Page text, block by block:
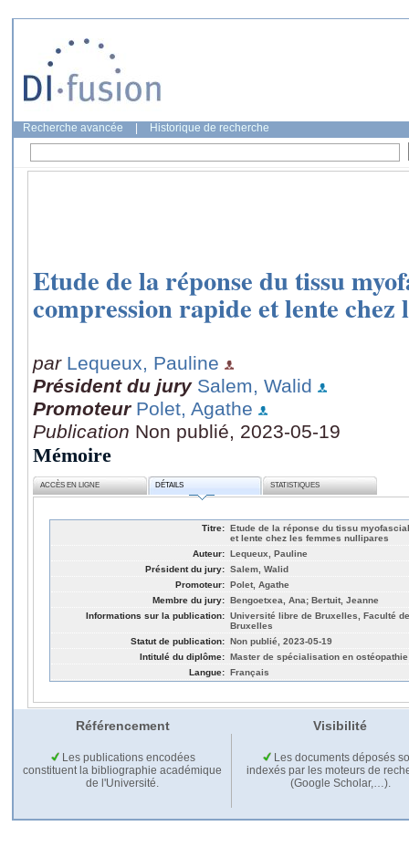
Recherche avancée Historique de recherche
Etude de la réponse du tissu
compression rapide et lente chez
par Lequeux, Pauline
Président du jury Salem, Walid
Promoteur Polet, Agathe
Publication Non publié, 2023-05-19
Mémoire
ACCÈS EN LIGNE DÉTAILS STATISTIQUES
Titre: Etude de la réponse du tissu
et lente chez les femmes nullipares
Auteur: Lequeux, Pauline
Président du jury: Salem, Walid
Promoteur: Polet, Agathe
Membre du jury: Bengoetxea, Ana; Bertuit, Jeanne
Informations sur la publication: Université libre de Bruxelles, Faculté
Bruxelles
Statut de publication: Non publié, 2023-05-19
Intitulé du diplôme: Master de spécialisation en ostéopathie
Langue: Français
Référencement Visibilité
Les publications encodées
constituent la bibliographie académique
de l'Université.
Les documents déposés
indexés par les moteurs de
(Google Scholar,…).